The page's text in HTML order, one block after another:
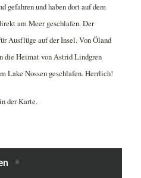
gefahren und haben dort auf dem
am Meer geschlafen. Der
Ausflüge auf der Insel. Von Öland
die Heimat von Astrid Lindgren
Lake Nossen geschlafen. Herrlich!
der Karte.